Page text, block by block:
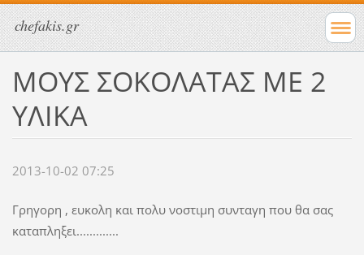
chefakis.gr
ΜΟΥΣ ΣΟΚΟΛΑΤΑΣ ΜΕ 2
ΥΛΙΚΑ
2013-10-02 07:25
Γρηγορη , ευκολη και πολυ νοστιμη συνταγη που θα σας
καταπληξει.............